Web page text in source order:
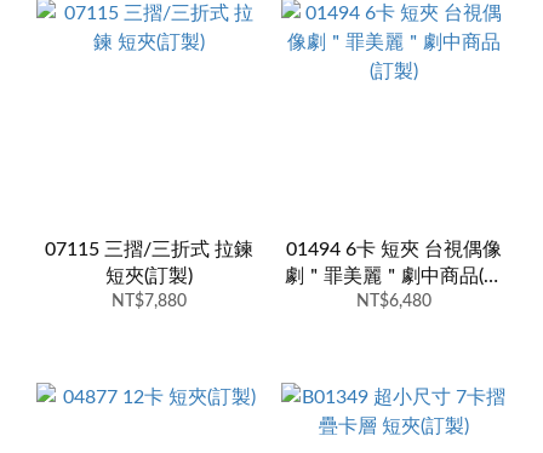
07115 三摺/三折式 拉鍊
短夾(訂製)
NT$7,880
01494 6卡 短夾 台視偶像
劇＂罪美麗＂劇中商品(訂
製)
NT$6,480